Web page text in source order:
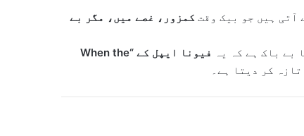
آتی ہیں جو بیک وقت کمزور، غصے میں، مگر بے
بے باک ہے کہ یہ
فیونا ایپل کے “When the
کر دیتا ہے۔